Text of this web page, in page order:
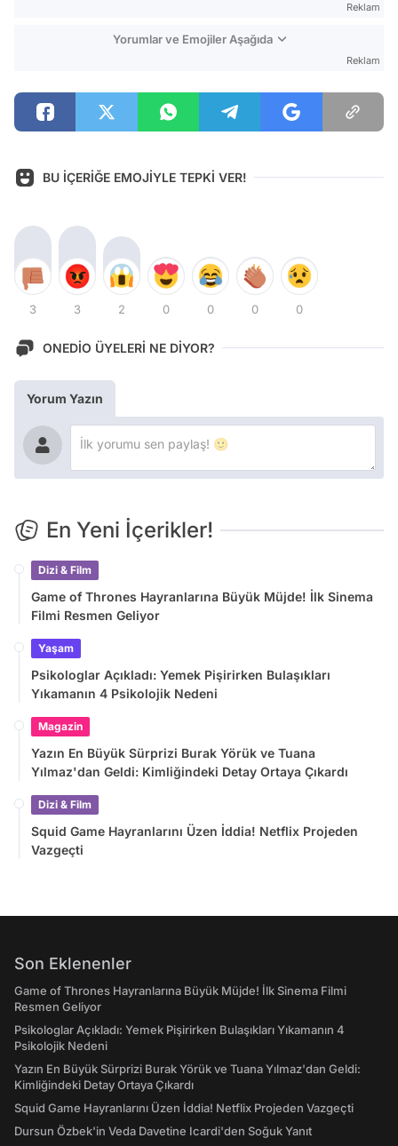
Reklam
Yorumlar ve Emojiler Aşağıda
Reklam
BU İÇERİĞE EMOJİYLE TEPKİ VER!
3 3 2 0 0 0 0
ONEDİO ÜYELERİ NE DİYOR?
Yorum Yazın
En Yeni İçerikler!
Dizi & Film
Game of Thrones Hayranlarına Büyük Müjde! İlk Sinema
Filmi Resmen Geliyor
Yaşam
Psikologlar Açıkladı: Yemek Pişirirken Bulaşıkları
Yıkamanın 4 Psikolojik Nedeni
Magazin
Yazın En Büyük Sürprizi Burak Yörük ve Tuana
Yılmaz'dan Geldi: Kimliğindeki Detay Ortaya Çıkardı
Dizi & Film
Squid Game Hayranlarını Üzen İddia! Netflix Projeden
Vazgeçti
Son Eklenenler
Game of Thrones Hayranlarına Büyük Müjde! İlk Sinema Filmi
Resmen Geliyor
Psikologlar Açıkladı: Yemek Pişirirken Bulaşıkları Yıkamanın 4
Psikolojik Nedeni
Yazın En Büyük Sürprizi Burak Yörük ve Tuana Yılmaz'dan Geldi:
Kimliğindeki Detay Ortaya Çıkardı
Squid Game Hayranlarını Üzen İddia! Netflix Projeden Vazgeçti
Dursun Özbek'in Veda Davetine Icardi'den Soğuk Yanıt